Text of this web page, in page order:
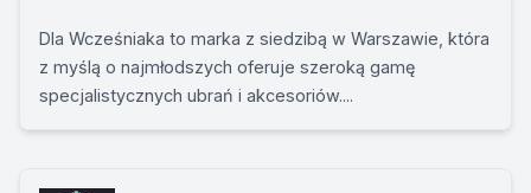
Dla Wcześniaka to marka z siedzibą w Warszawie, która
z myślą o najmłodszych oferuje szeroką gamę
specjalistycznych ubrań i akcesoriów....